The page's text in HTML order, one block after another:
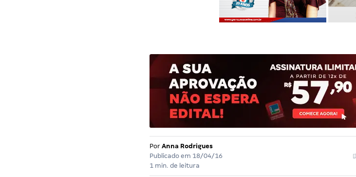
Por Anna Rodrigues
Publicado em 18/04/16
1 min. de leitura